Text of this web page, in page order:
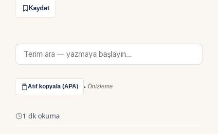
Kaydet
Atıf kopyala (APA) Önizleme
1 dk okuma